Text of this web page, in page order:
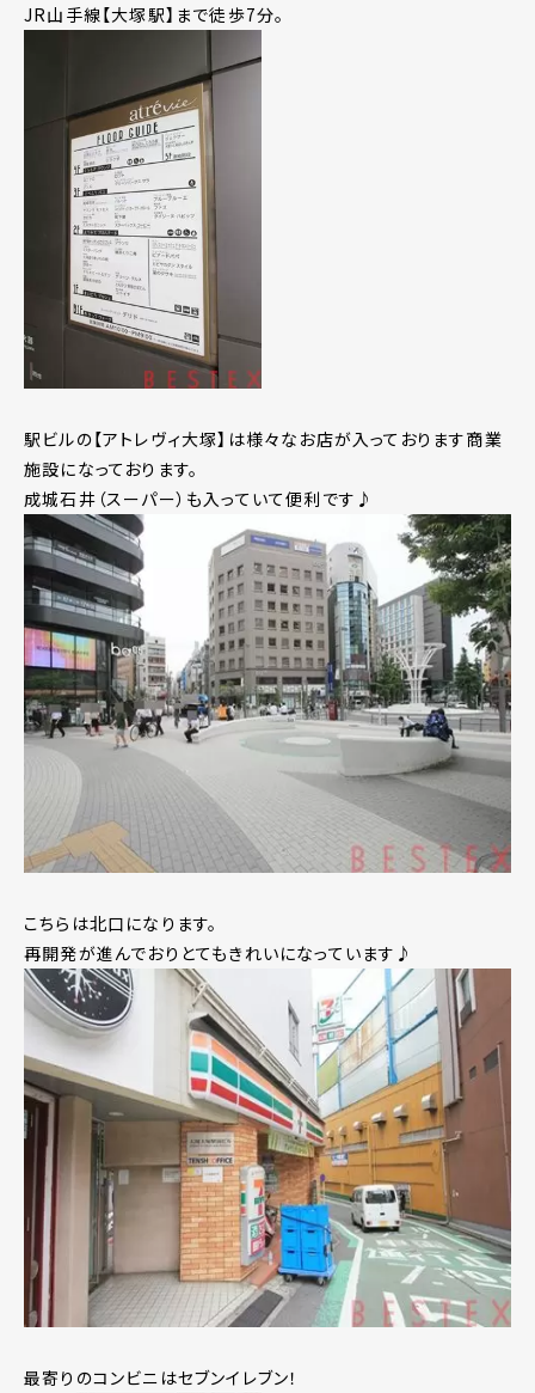
JR山手線【大塚駅】まで徒歩7分。
駅ビルの【アトレヴィ大塚】は様々なお店が入っております商業
施設になっております。
成城石井（スーパー）も入っていて便利です♪
こちらは北口になります。
再開発が進んでおりとてもきれいになっています♪
最寄りのコンビニはセブンイレブン！